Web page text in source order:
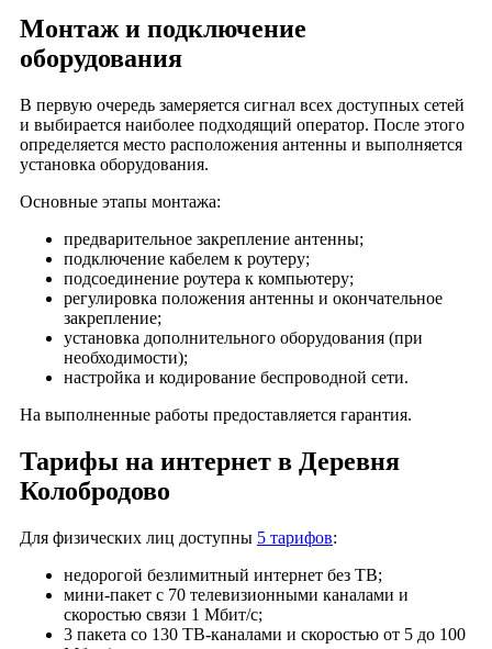
Деревня Степаново
Деревня Суковатово
Деревня Таратино
Деревня Телешово
Деревня Туйково
Деревня Филатово
Деревня Цепнино
Деревня Чаща
Деревня Черкасово
Деревня Чуприяново
Деревня Шиботово
Деревня Ючмер
Деревня Попиново
Село Марково
Село Алексино
Монтаж и подключение
оборудования
В первую очередь замеряется сигнал всех доступных сетей
и выбирается наиболее подходящий оператор. После этого
определяется место расположения антенны и выполняется
установка оборудования.
Основные этапы монтажа:
предварительное закрепление антенны;
подключение кабелем к роутеру;
подсоединение роутера к компьютеру;
регулировка положения антенны и окончательное
закрепление;
установка дополнительного оборудования (при
необходимости);
настройка и кодирование беспроводной сети.
На выполненные работы предоставляется гарантия.
Тарифы на интернет в Деревня
Колобродово
Для физических лиц доступны 5 тарифов:
недорогой безлимитный интернет без ТВ;
мини-пакет с 70 телевизионными каналами и
скоростью связи 1 Мбит/с;
3 пакета со 130 ТВ-каналами и скоростью от 5 до 100